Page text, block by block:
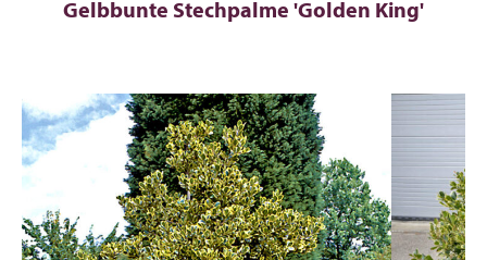
Gelbbunte Stechpalme 'Golden King'